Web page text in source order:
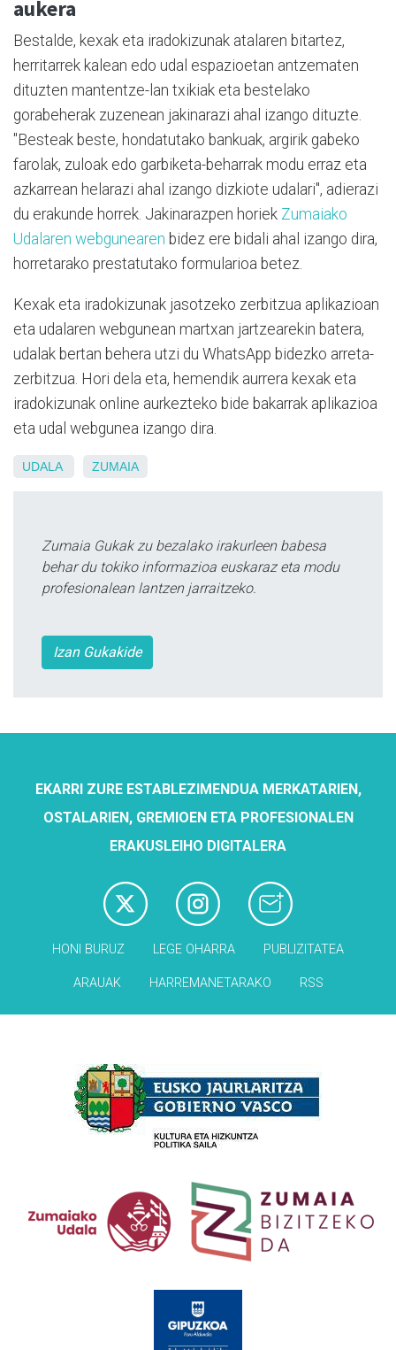
aukera
Bestalde, kexak eta iradokizunak atalaren bitartez,
herritarrek kalean edo udal espazioetan antzematen
dituzten mantentze-lan txikiak eta bestelako
gorabeherak zuzenean jakinarazi ahal izango dituzte.
"Besteak beste, hondatutako bankuak, argirik gabeko
farolak, zuloak edo garbiketa-beharrak modu erraz eta
azkarrean helarazi ahal izango dizkiote udalari", adierazi
du erakunde horrek. Jakinarazpen horiek Zumaiako
Udalaren webgunearen bidez ere bidali ahal izango dira,
horretarako prestatutako formularioa betez.
Kexak eta iradokizunak jasotzeko zerbitzua aplikazioan
eta udalaren webgunean martxan jartzearekin batera,
udalak bertan behera utzi du WhatsApp bidezko arreta-
zerbitzua. Hori dela eta, hemendik aurrera kexak eta
iradokizunak online aurkezteko bide bakarrak aplikazioa
eta udal webgunea izango dira.
UDALA ZUMAIA
Zumaia Gukak zu bezalako irakurleen babesa
behar du tokiko informazioa euskaraz eta modu
profesionalean lantzen jarraitzeko.
Izan Gukakide
EKARRI ZURE ESTABLEZIMENDUA MERKATARIEN,
OSTALARIEN, GREMIOEN ETA PROFESIONALEN
ERAKUSLEIHO DIGITALERA
HONI BURUZ LEGE OHARRA PUBLIZITATEA
ARAUAK HARREMANETARAKO RSS